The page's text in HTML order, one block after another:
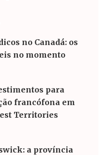
no Canadá: os
no momento
para
francófona em
Territories
a província